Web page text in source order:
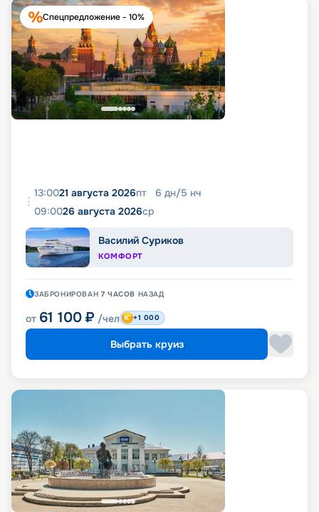
Спецпредложение - 10%
13:0021 августа 2026пт 6 дн/5 нч
09:0026 августа 2026ср
Василий Суриков
КОМФОРТ
ЗАБРОНИРОВАН 7 ЧАСОВ НАЗАД
от 61 100 ₽ /чел +1 000
Выбрать круиз